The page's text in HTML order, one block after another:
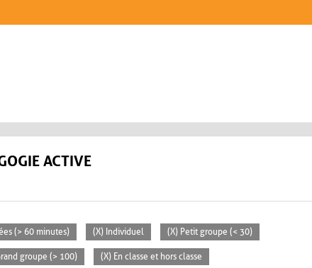
ACTIVE
(> 60 minutes) (X) Individuel (X) Petit groupe (< 30)
groupe (> 100) (X) En classe et hors classe